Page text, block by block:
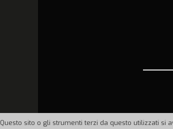
Questo sito o gli strumenti terzi da questo utilizzati si